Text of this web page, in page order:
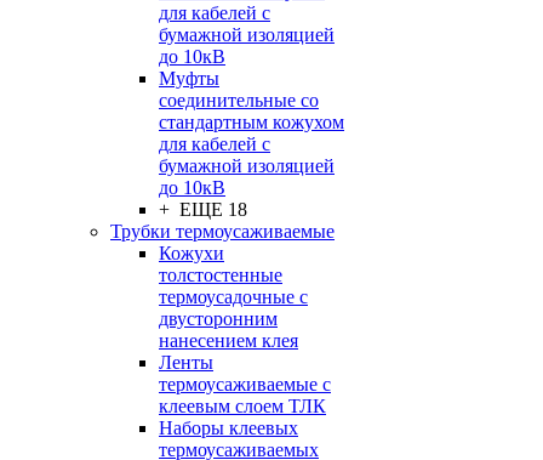
для кабелей с
бумажной изоляцией
до 10кВ
Муфты
соединительные со
стандартным кожухом
для кабелей с
бумажной изоляцией
до 10кВ
+ ЕЩЕ 18
Трубки термоусаживаемые
Кожухи
толстостенные
термоусадочные с
двусторонним
нанесением клея
Ленты
термоусаживаемые с
клеевым слоем ТЛК
Наборы клеевых
термоусаживаемых